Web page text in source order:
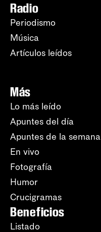
Radio
Periodismo
Música
Artículos leídos
Más
Lo más leído
Apuntes del día
Apuntes de la semana
En vivo
Fotografía
Humor
Crucigramas
Beneficios
Listado